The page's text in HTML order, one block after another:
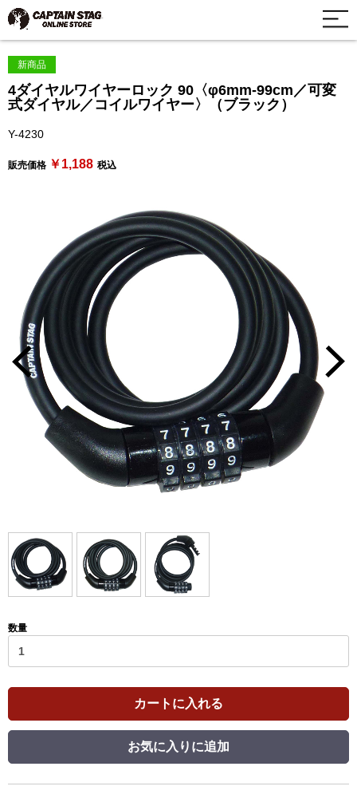
新商品
4ダイヤルワイヤーロック 90〈φ6mm-99cm／可変
式ダイヤル／コイルワイヤー〉（ブラック）
Y-4230
販売価格 ￥1,188 税込
数量
カートに入れる
お気に入りに追加